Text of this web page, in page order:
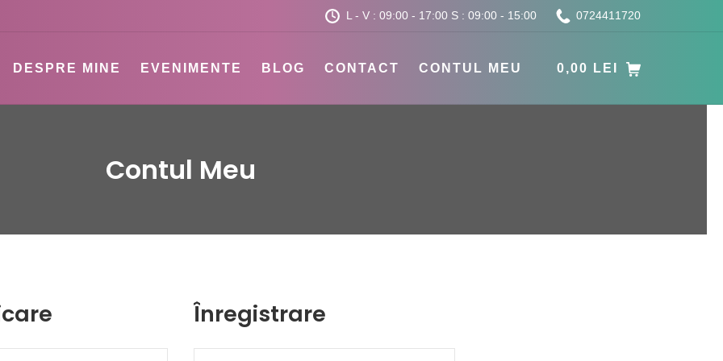
L - V : 09:00 - 17:00 S : 09:00 - 15:00 0724411720
DESPRE MINE EVENIMENTE BLOG CONTACT CONTUL MEU SHOPPING CART
0,00 LEI
Contul Meu
Înregistrare